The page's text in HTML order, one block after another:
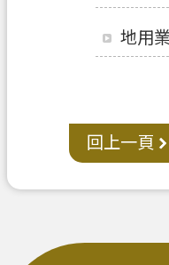
地用
回上一頁